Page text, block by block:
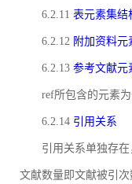
6.2.11 表元素集结
6.2.12 附加资料元
6.2.13 参考文献元
ref所包含的元素
6.2.14 引用关系
引用关系单独存
文献数量即文献被引